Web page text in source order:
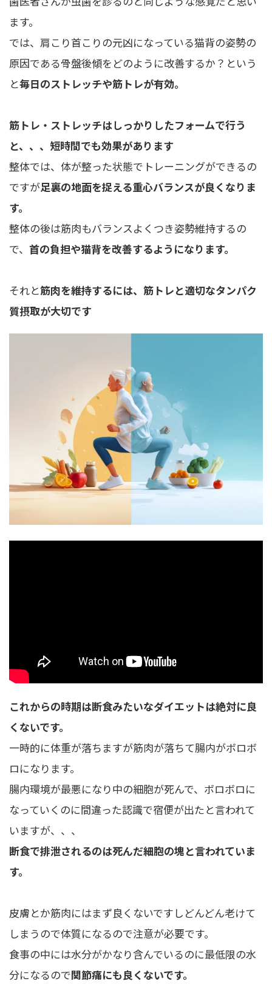
ます。
では、肩こり首こりの元凶になっている猫背の姿勢の
原因である骨盤後傾をどのように改善するか？という
と毎日のストレッチや筋トレが有効。
筋トレ・ストレッチはしっかりしたフォームで行う
と、、、短時間でも効果があります
整体では、体が整った状態でトレーニングができるの
ですが足裏の地面を捉える重心バランスが良くなりま
す。
整体の後は筋肉もバランスよくつき姿勢維持するの
で、 首の負担や猫背を改善するようになります。
それと筋肉を維持するには、筋トレと適切なタンパク
質摂取が大切です
これからの時期は断食みたいなダイエットは絶対に良
くないです。
一時的に体重が落ちますが筋肉が落ちて腸内がボロボ
ロになります。
腸内環境が最悪になり中の細胞が死んで、ボロボロに
なっていくのに間違った認識で宿便が出たと言われて
いますが、、、
断食で排泄されるのは死んだ細胞の塊と言われていま
す。
皮膚とか筋肉にはまず良くないですしどんどん老けて
しまうので体質になるので注意が必要です。
食事の中には水分がかなり含んでいるのに最低限の水
分になるので関節痛にも良くないです。